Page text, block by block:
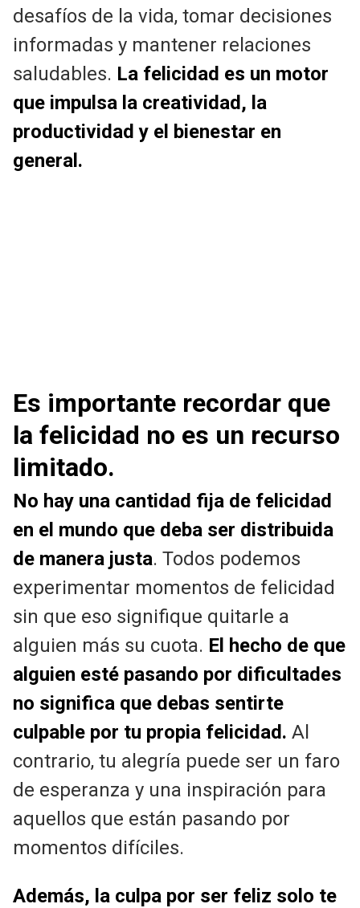
desafíos de la vida, tomar decisiones
informadas y mantener relaciones
saludables. La felicidad es un motor
que impulsa la creatividad, la
productividad y el bienestar en
general.
Es importante recordar que
la felicidad no es un recurso
limitado.
No hay una cantidad fija de felicidad
en el mundo que deba ser distribuida
de manera justa. Todos podemos
experimentar momentos de felicidad
sin que eso signifique quitarle a
alguien más su cuota. El hecho de que
alguien esté pasando por dificultades
no significa que debas sentirte
culpable por tu propia felicidad. Al
contrario, tu alegría puede ser un faro
de esperanza y una inspiración para
aquellos que están pasando por
momentos difíciles.
Además, la culpa por ser feliz solo te